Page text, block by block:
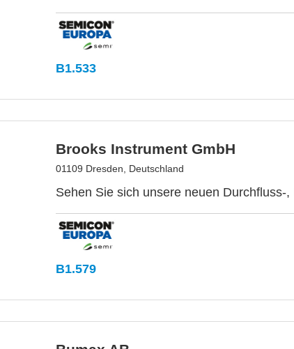
B1.533
Brooks Instrument GmbH
01109 Dresden, Deutschland
Sehen Sie sich unsere neuen Durchfluss-
B1.579